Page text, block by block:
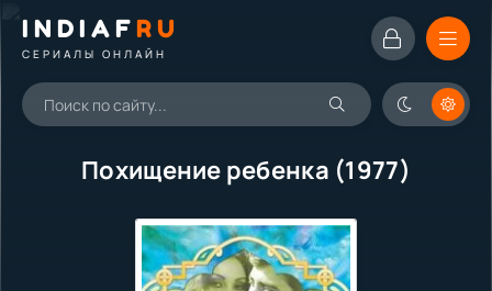
INDIAFRU
СЕРИАЛЫ ОНЛАЙН
Похищение ребенка (1977)